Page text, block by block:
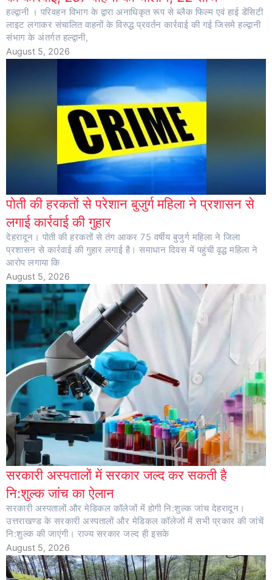
हल्द्वानी । परिवहन विभाग के द्वारा अनाधिकृत रूप से ब्लैक फिल्म एवं हाई डेंसिटी
लाइट लगाकर संचालित वाहनों के विरुद्ध प्रवर्तन कार्रवाई की गई जिसमे हल्द्वानी
संभाग के अंतर्गत हल्द्वानी,
August 5, 2026
पोती की हरकतों से परेशान बुजुर्ग महिला ने प्रशासन से
लगाई कार्रवाई की गुहार
देहरादून। पोती की हरकतों से तंग आकर 75 वर्षीय बुजुर्ग महिला ने जिला
प्रशासन से कार्रवाई की गुहार लगाई है। समाधान दिवस में पहुंची वृद्ध महिला ने
आरोप लगाया कि
August 5, 2026
सरकारी अस्पतालों में सरकार जल्द कर सकती है
नि:शुल्क जांच का ऐलान
सरकारी अस्पतालों और मेडिकल कॉलेजों में होगी नि:शुल्क जांच देहरादून।
उत्तराखण्ड के सरकारी अस्पतालों और मेडिकल कॉलेजों में सभी प्रकार की जांचें
नि:शुल्क की जाएंगी। राज्य सरकार जल्द ही इसके
August 5, 2026